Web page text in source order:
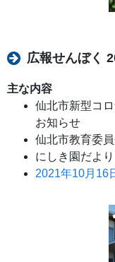
広報せんぼく
主な内容
仙北市新型コ
お知らせ
仙北市教育委
にしき園だより
2021年10月16